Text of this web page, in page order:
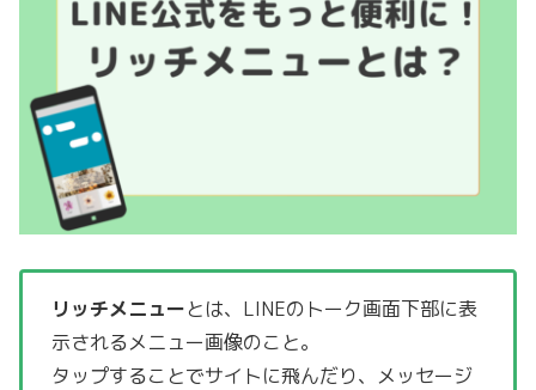
リッチメニューとは、LINEのトーク画面下部に表
示されるメニュー画像のこと。
タップすることでサイトに飛んだり、メッセージ